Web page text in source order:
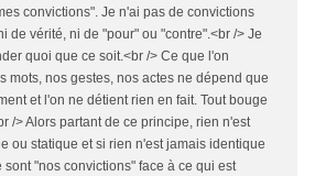
convictions". Je n'ai pas de convictions
de vérité, ni de "pour" ou "contre".<br /> Je
quoi que ce soit.<br /> Ce que l'on
mots, nos gestes, nos actes ne dépend que
et l'on ne détient rien en fait. Tout bouge
/> Alors partant de ce principe, rien n'est
ou statique et si rien n'est jamais identique
sont "nos convictions" face à ce qui est